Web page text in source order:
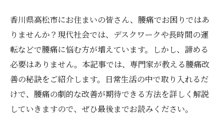
香川県高松市にお住まいの皆さん、腰痛でお困りではあ
りませんか？現代社会では、デスクワークや長時間の運
転などで腰痛に悩む方が増えています。しかし、諦める
必要はありません。本記事では、専門家が教える腰痛改
善の秘訣をご紹介します。日常生活の中で取り入れるだ
けで、腰痛の劇的な改善が期待できる方法を詳しく解説
していきますので、ぜひ最後までお読みください。